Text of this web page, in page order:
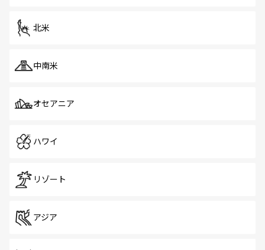
北米
中南米
オセアニア
ハワイ
リゾート
アジア